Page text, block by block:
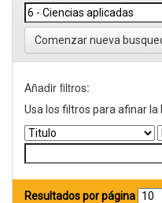
Comenzar nueva
Añadir filtros:
Usa los filtros para afinar la
Resultados por página